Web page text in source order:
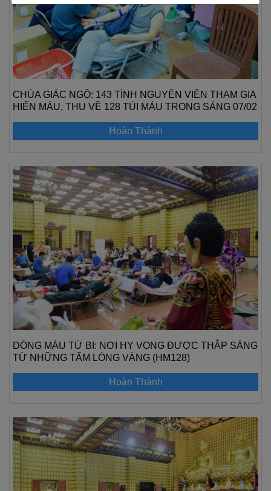
CHÙA GIÁC NGỘ: 143 TÌNH NGUYỆN VIÊN THAM GIA
HIẾN MÁU, THU VỀ 128 TÚI MÁU TRONG SÁNG 07/02
Hoàn Thành
DÒNG MÁU TỪ BI: NƠI HY VỌNG ĐƯỢC THẮP SÁNG
TỪ NHỮNG TẤM LÒNG VÀNG (HM128)
Hoàn Thành